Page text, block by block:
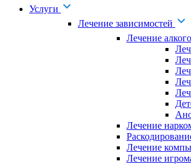
Услуги
Лечение зависимостей
Лечение
Лечение
Лечение
Лечение